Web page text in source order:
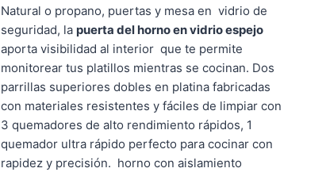
Natural o propano, puertas y mesa en vidrio de
seguridad, la puerta del horno en vidrio espejo
aporta visibilidad al interior que te permite
monitorear tus platillos mientras se cocinan. Dos
parrillas superiores dobles en platina fabricadas
con materiales resistentes y fáciles de limpiar con
3 quemadores de alto rendimiento rápidos, 1
quemador ultra rápido perfecto para cocinar con
rapidez y precisión. horno con aislamiento